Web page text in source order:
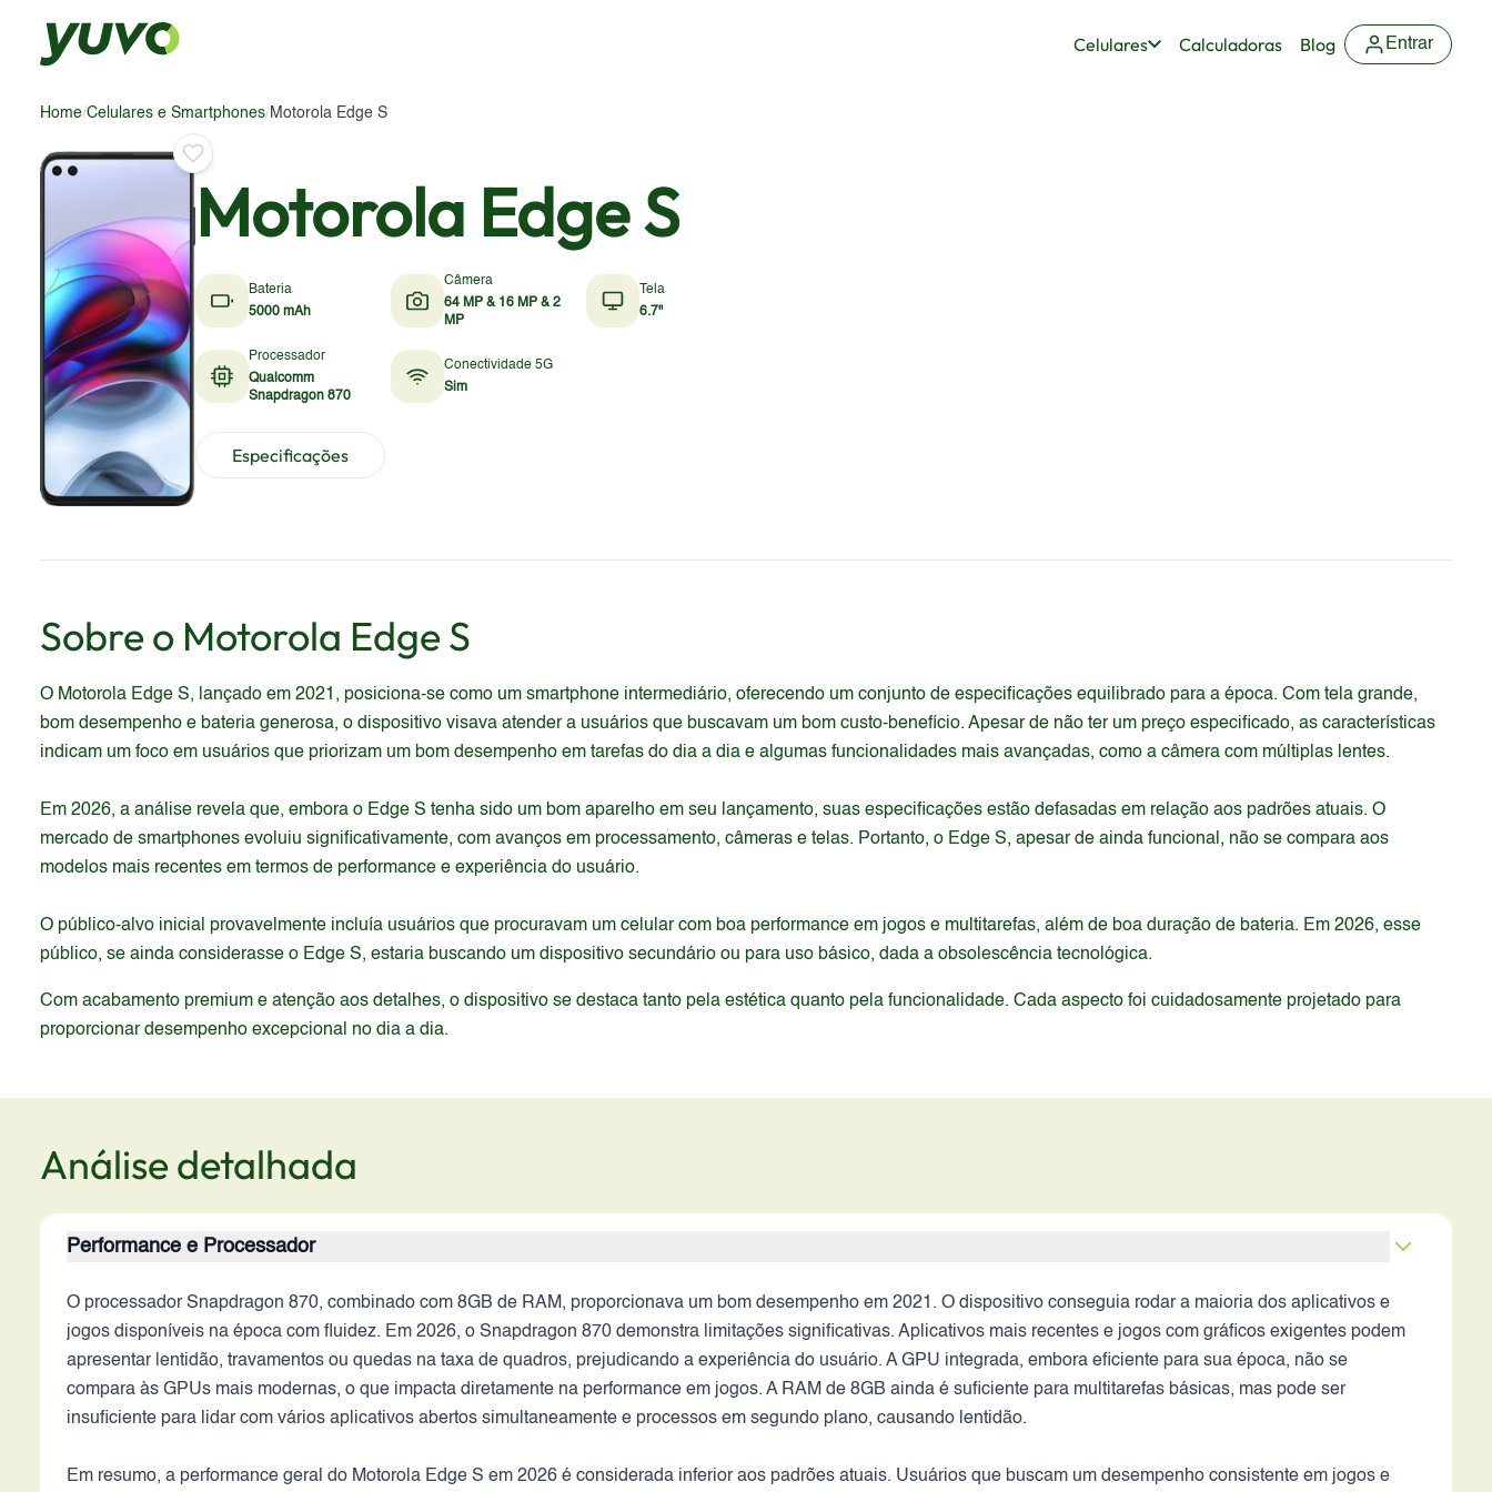
Celulares Calculadoras Blog Entrar
Home/Celulares e Smartphones/ Motorola Edge S
Motorola Edge S
Bateria
5000 mAh
Câmera
64 MP & 16 MP & 2
MP
Tela
6.7"
Processador
Qualcomm
Snapdragon 870
Conectividade 5G
Sim
Especificações
Sobre o Motorola Edge S
O Motorola Edge S, lançado em 2021, posiciona-se como um smartphone intermediário, oferecendo um conjunto de especificações equilibrado para a época. Com tela grande,
bom desempenho e bateria generosa, o dispositivo visava atender a usuários que buscavam um bom custo-benefício. Apesar de não ter um preço especificado, as características
indicam um foco em usuários que priorizam um bom desempenho em tarefas do dia a dia e algumas funcionalidades mais avançadas, como a câmera com múltiplas lentes.
Em 2026, a análise revela que, embora o Edge S tenha sido um bom aparelho em seu lançamento, suas especificações estão defasadas em relação aos padrões atuais. O
mercado de smartphones evoluiu significativamente, com avanços em processamento, câmeras e telas. Portanto, o Edge S, apesar de ainda funcional, não se compara aos
modelos mais recentes em termos de performance e experiência do usuário.
O público-alvo inicial provavelmente incluía usuários que procuravam um celular com boa performance em jogos e multitarefas, além de boa duração de bateria. Em 2026, esse
público, se ainda considerasse o Edge S, estaria buscando um dispositivo secundário ou para uso básico, dada a obsolescência tecnológica.
Com acabamento premium e atenção aos detalhes, o dispositivo se destaca tanto pela estética quanto pela funcionalidade. Cada aspecto foi cuidadosamente projetado para
proporcionar desempenho excepcional no dia a dia.
Análise detalhada
Performance e Processador
O processador Snapdragon 870, combinado com 8GB de RAM, proporcionava um bom desempenho em 2021. O dispositivo conseguia rodar a maioria dos aplicativos e
jogos disponíveis na época com fluidez. Em 2026, o Snapdragon 870 demonstra limitações significativas. Aplicativos mais recentes e jogos com gráficos exigentes podem
apresentar lentidão, travamentos ou quedas na taxa de quadros, prejudicando a experiência do usuário. A GPU integrada, embora eficiente para sua época, não se
compara às GPUs mais modernas, o que impacta diretamente na performance em jogos. A RAM de 8GB ainda é suficiente para multitarefas básicas, mas pode ser
insuficiente para lidar com vários aplicativos abertos simultaneamente e processos em segundo plano, causando lentidão.
Em resumo, a performance geral do Motorola Edge S em 2026 é considerada inferior aos padrões atuais. Usuários que buscam um desempenho consistente em jogos e